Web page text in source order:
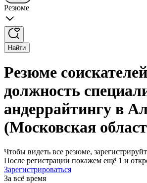
Резюме
Найти
Резюме
должность
андеррайтингу в
(Московская
Чтобы видеть все резюме,
После регистрации покажем ещё 1 и
Зарегистрироваться
За всё время